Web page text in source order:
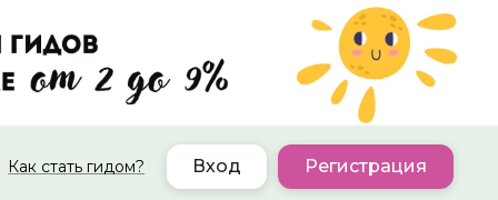
Как стать гидом? Вход Регистрация